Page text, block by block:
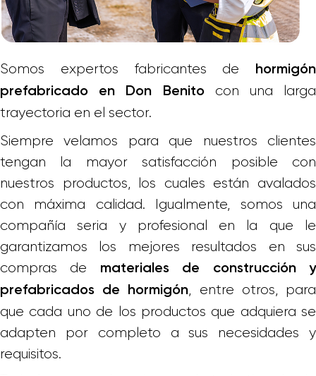
Somos expertos fabricantes de hormigón
prefabricado en Don Benitocon una larga
trayectoria en el sector.
Siempre velamos para que nuestros clientes
tengan la mayor satisfacción posible con
nuestros productos, los cuales están avalados
con máxima calidad. Igualmente, somos una
compañía seria y profesional en la que le
garantizamos los mejores resultados en sus
compras de materiales de construcción y
prefabricados de hormigón, entre otros, para
que cada uno de los productos que adquiera se
adapten por completo a sus necesidades y
requisitos.